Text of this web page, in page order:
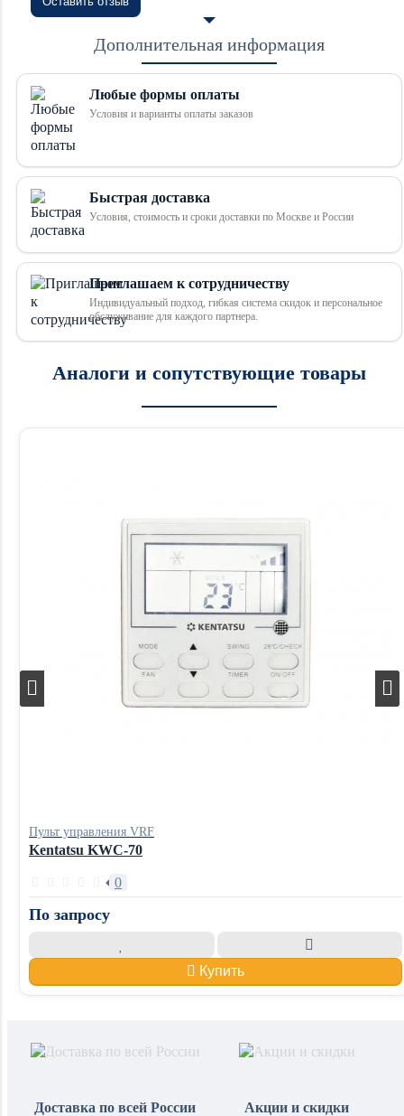
Дополнительная информация
Любые формы оплаты
Условия и варианты оплаты заказов
Быстрая доставка
Условия, стоимость и сроки доставки по Москве и России
Приглашаем к сотрудничеству
Индивидуальный подход, гибкая система скидок и персональное
обслуживание для каждого партнера.
Аналоги и сопутствующие товары
Пульт управления VRF
Kentatsu KWC-70
0
По запросу
Купить
Доставка по всей России
Акции и скидки